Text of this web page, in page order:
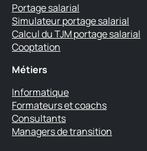
Portage salarial
Simulateur portage salarial
Calcul du TJM portage salarial
Cooptation
Métiers
Informatique
Formateurs et coachs
Consultants
Managers de transition